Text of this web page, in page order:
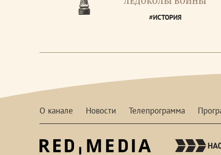
#ИСТОРИЯ
О канале Новости Телепрограмма